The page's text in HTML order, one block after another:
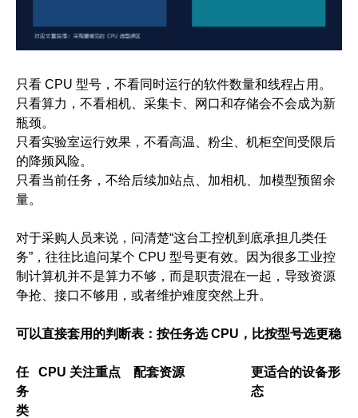
只看 CPU 型号，不看同时运行的软件数量和线程占用。
只看算力，不看相机、采集卡、网口和存储会不会成为新
瓶颈。
只看实验室运行效果，不看高温、粉尘、机柜空间受限后
的降频风险。
只看当前任务，不给后续加站点、加相机、加模型预留余
量。
对于采购人员来说，问清楚“这台工控机到底承担几类任
务”，往往比追问某个 CPU 型号更有效。因为很多工业控
制计算机并不是算力不够，而是职责混在一起，导致资源
争抢、接口不够用，或者维护难度突然上升。
可以直接套用的判断表：按任务选 CPU，比按型号选更稳
任
务
类
CPU 关注重点 配套资源
更适合的设备形
态